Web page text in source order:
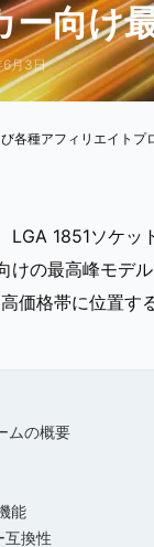
ー向け
6月3日
各種アフィリエイトプ
LGA 1851ソケ
けの最高峰モデ
価格帯に位置
ムの概要
能
互換性